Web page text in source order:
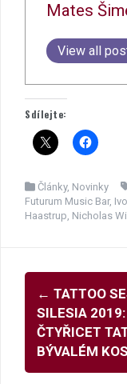
Mates
View all
Sdílejte:
Články, Novinky
Futurum Music Bar,
Haastrup Nicholas
Navigace
pro
příspěvky
← TATTOO
SILESIA 2019:
ČTYŘICET
BÝVALÉM